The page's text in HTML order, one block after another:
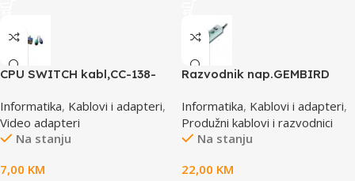
CPU SWITCH kabl,CC-138-
Informatika, Kablovi i adapteri,
Video adapteri
Na stanju
7,00 KM
Razvodnik nap.GEMBIRD
prekidač, 1,8M, osigurač,
prenaponska zaštita
Informatika, Kablovi i adapteri,
Produžni kablovi i razvodnici
Na stanju
22,00 KM